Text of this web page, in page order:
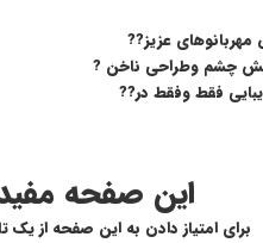
عزیز??
چشم وطراحی ناخن ?
فقط وفقط در??
این صفحه
برای امتیاز دادن به این صفحه از یک